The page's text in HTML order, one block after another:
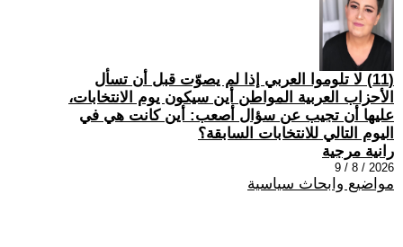
(11) لا تلوموا العربي إذا لم يصوّت قبل أن تسأل
الأحزاب العربية المواطن أين سيكون يوم الانتخابات،
عليها أن تجيب عن سؤال أصعب: أين كانت هي في
اليوم التالي للانتخابات السابقة؟
رانية مرجية
2026 / 8 / 9
مواضيع وابحاث سياسية